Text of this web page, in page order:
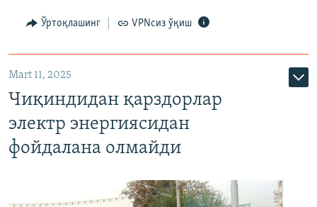
Ўртоқлашинг VPNсиз ўқиш
Mart 11, 2025
Чиқиндидан қарздорлар
электр энергиясидан
фойдалана олмайди